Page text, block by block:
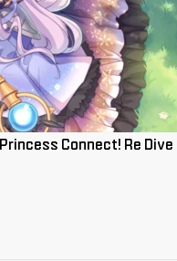
Connect! Re Dive